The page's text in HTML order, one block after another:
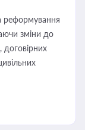
реформування
зміни до
договірних